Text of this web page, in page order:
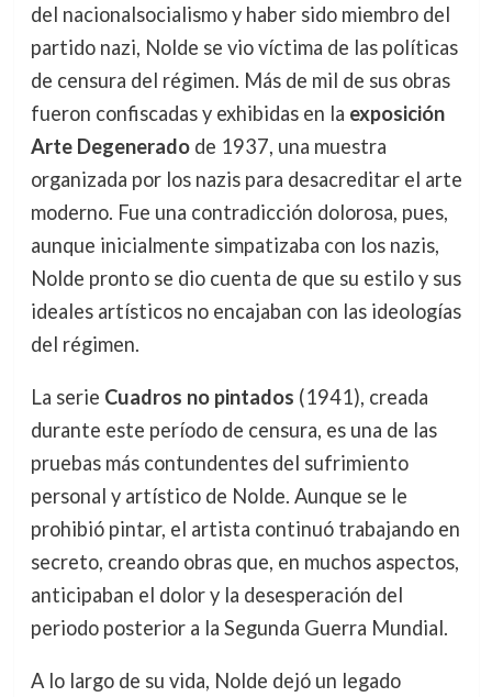
del nacionalsocialismo y haber sido miembro del
partido nazi, Nolde se vio víctima de las políticas
de censura del régimen. Más de mil de sus obras
fueron confiscadas y exhibidas en la exposición
Arte Degeneradode 1937, una muestra
organizada por los nazis para desacreditar el arte
moderno. Fue una contradicción dolorosa, pues,
aunque inicialmente simpatizaba con los nazis,
Nolde pronto se dio cuenta de que su estilo y sus
ideales artísticos no encajaban con las ideologías
del régimen.
La serie Cuadros no pintados (1941), creada
durante este período de censura, es una de las
pruebas más contundentes del sufrimiento
personal y artístico de Nolde. Aunque se le
prohibió pintar, el artista continuó trabajando en
secreto, creando obras que, en muchos aspectos,
anticipaban el dolor y la desesperación del
periodo posterior a la Segunda Guerra Mundial.
A lo largo de su vida, Nolde dejó un legado